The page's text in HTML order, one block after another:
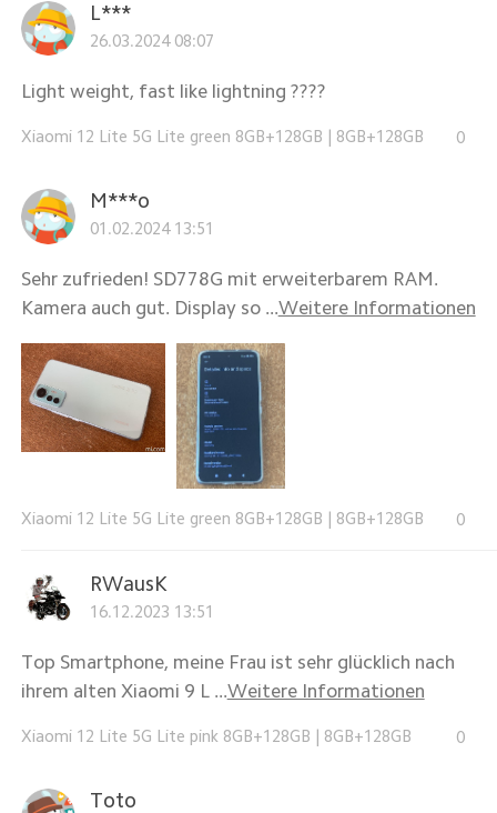
L***
26.03.2024 08:07
Light weight, fast like lightning ????
Xiaomi 12 Lite 5G Lite green 8GB+128GB | 8GB+128GB 0
M***o
01.02.2024 13:51
Sehr zufrieden! SD778G mit erweiterbarem RAM.
Kamera auch gut. Display so ...Weitere Informationen
Xiaomi 12 Lite 5G Lite green 8GB+128GB 8GB+128GB 0
RWausK
16.12.2023 13:51
Top Smartphone, meine Frau ist sehr glücklich nach
ihrem alten Xiaomi 9 L ...Weitere Informationen
Xiaomi 12 Lite 5G Lite pink 8GB+128GB 8GB+128GB 0
Toto